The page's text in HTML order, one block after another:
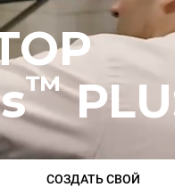
™
СОЗДАТЬ СВОЙ